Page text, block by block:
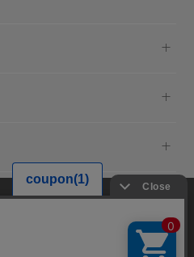
コンテンツの最適な提供、トラフィ
用しています。サイトの閲覧を継続